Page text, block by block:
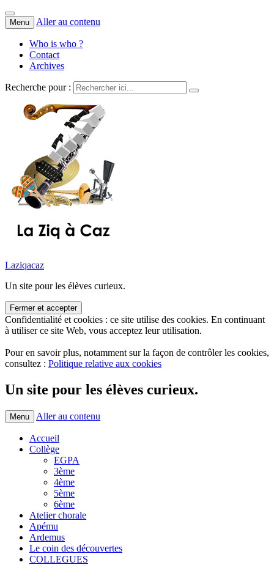
Menu Aller au contenu
Who is who ?
Contact
Archives
Recherche pour :
Laziqacaz
Un site pour les élèves curieux.
Confidentialité et cookies : ce site utilise des cookies. En continuant
à utiliser ce site Web, vous acceptez leur utilisation.
Pour en savoir plus, notamment sur la façon de contrôler les cookies,
consultez : Politique relative aux cookies
Un site pour les élèves curieux.
Menu Aller au contenu
Accueil
Collège
EGPA
3ème
4ème
5ème
6ème
Atelier chorale
Apému
Ardemus
Le coin des découvertes
COLLEGUES